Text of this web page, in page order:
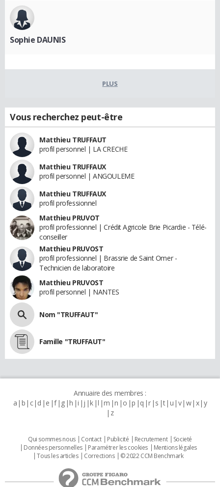
Sophie DAUNIS
PLUS
Vous recherchez peut-être
Matthieu TRUFFAUT
profil personnel | LA CRECHE
Matthieu TRUFFAUX
profil personnel | ANGOULEME
Matthieu TRUFFAUX
profil professionnel
Matthieu PRUVOT
profil professionnel | Crédit Agricole Brie Picardie - Télé-
conseiller
Matthieu PRUVOST
profil professionnel | Brassrie de Saint Omer -
Technicien de laboratoire
Matthieu PRUVOST
profil personnel | NANTES
Nom "TRUFFAUT"
Famille "TRUFFAUT"
Annuaire des membres :
a b c d e f g h i j k l m n o p q r s t u v w x y
z
Qui sommes nous Contact Publicité Recrutement
Societé
Données personnelles
Paramétrer les cookies
Mentions légales
Tous les articles
Corrections © 2022 CCM Benchmark